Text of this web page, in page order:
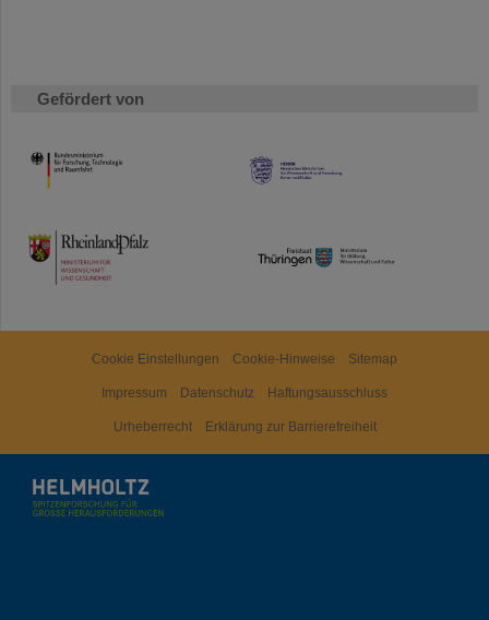
Gefördert von
HMWK
TMWWDG
Cookie Einstellungen Cookie-Hinweise Sitemap
Impressum Datenschutz Haftungsausschluss
Urheberrecht Erklärung zur Barrierefreiheit